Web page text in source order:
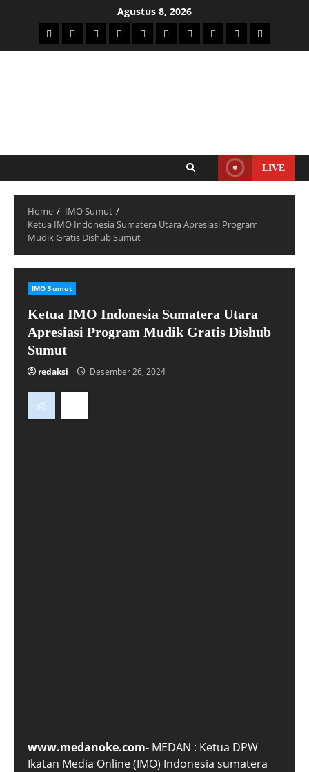
Agustus 8, 2026
LIVE
Home
IMO Sumut
Ketua IMO Indonesia Sumatera Utara Apresiasi Program
Mudik Gratis Dishub Sumut
IMO Sumut
Ketua IMO Indonesia Sumatera Utara
Apresiasi Program Mudik Gratis Dishub
Sumut
redaksi Desember 26, 2024
www.medanoke.com- MEDAN : Ketua DPW
Ikatan Media Online (IMO) Indonesia sumatera